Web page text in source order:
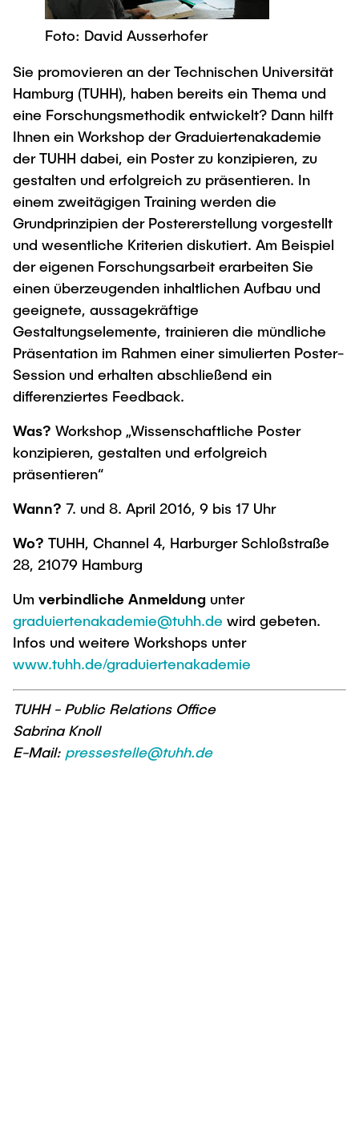
Newsroom
Press Release
Flyers and brochures
University magazine spektrum
Events
Merchandise-Shop
Working at TU Hamburg
Job opportunities
Faculty recruiting
Information for new employees
Internal Information
Advice and contact
New@tuhh
Around student life
study organization
AI in Education
After Graduation
Career Center
Graduate Academy
Doctoral Degrees
Continuing Education
UNU HUB "Engineering to Face Climate
Change"
Research Funding
Early Career Research Support
Good Scientific Practice
Future Lectures
Team
Research & Transfer News
Interdisciplinary Workshop of the FSP
"Biobased Processes and Reactor
Technologies"
Process Engineering
Study programs
Technology and Innovation in Education
News
Study programs
Research and Institutes
Management Sciences and Technology
Study Programs
Research and Institutes
Mechanical Engineering
Study programs
Research and institutes
Joint School of Multidisciplinary Studies
Institutes
Overview
International Scholars & Guests
Partnerships and Strategy
Study Exchange Partnerships
How to establish partnerships
Strategy
ECIU University
Contacts & International Team
Foto: David Ausserhofer
Sie promovieren an der Technischen Universität
Hamburg (TUHH), haben bereits ein Thema und
eine Forschungsmethodik entwickelt? Dann hilft
Ihnen ein Workshop der Graduiertenakademie
der TUHH dabei, ein Poster zu konzipieren, zu
gestalten und erfolgreich zu präsentieren. In
einem zweitägigen Training werden die
Grundprinzipien der Postererstellung vorgestellt
und wesentliche Kriterien diskutiert. Am Beispiel
der eigenen Forschungsarbeit erarbeiten Sie
einen überzeugenden inhaltlichen Aufbau und
geeignete, aussagekräftige
Gestaltungselemente, trainieren die mündliche
Präsentation im Rahmen einer simulierten Poster-
Session und erhalten abschließend ein
differenziertes Feedback.
Was? Workshop „Wissenschaftliche Poster
konzipieren, gestalten und erfolgreich
präsentieren“
Wann? 7. und 8. April 2016, 9 bis 17 Uhr
Wo? TUHH, Channel 4, Harburger Schloßstraße
28, 21079 Hamburg
Um verbindliche Anmeldung unter
graduiertenakademie@tuhh.de wird gebeten.
Infos und weitere Workshops unter
www.tuhh.de/graduiertenakademie
TUHH - Public Relations Office
Sabrina Knoll
E-Mail: pressestelle@tuhh.de